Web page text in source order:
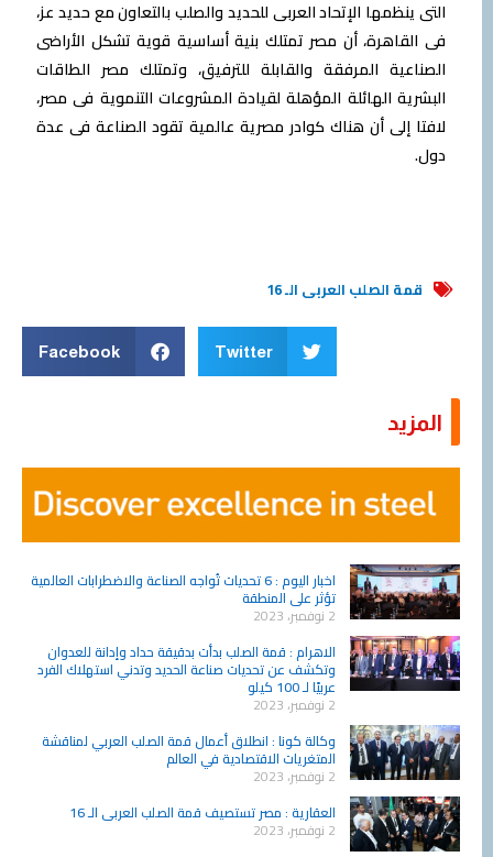
التى ينظمها الإتحاد العربى للحديد والصلب بالتعاون مع حديد عز،
فى القاهرة، أن مصر تمتلك بنية أساسية قوية تشكل الأراضى
الصناعية المرفقة والقابلة للترفيق، وتمتلك مصر الطاقات
البشرية الهائلة المؤهلة لقيادة المشروعات التنموية فى مصر،
لافتا إلى أن هناك كوادر مصرية عالمية تقود الصناعة فى عدة
دول.
قمة الصلب العربى الـ 16
Twitter
Facebook
المزيد
اخبار اليوم : 6 تحديات تُواجه الصناعة والاضطرابات العالمية
تؤثر على المنطقة
2 نوفمبر، 2023
الاهرام : قمة الصلب بدأت بدقيقة حداد وإدانة للعدوان
وتكشف عن تحديات صناعة الحديد وتدني استهلاك الفرد
عربيًا لـ 100 كيلو
2 نوفمبر، 2023
وكالة كونا : انطلاق أعمال قمة الصلب العربي لمناقشة
المتغريات الاقتصادية في العالم
2 نوفمبر، 2023
العقارية : مصر تستصيف قمة الصلب العربى الـ 16
2 نوفمبر، 2023